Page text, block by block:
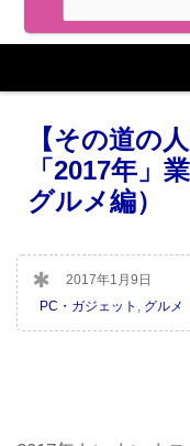
【その道の
「2017年」
グルメ編）
2017年1月9日
PC・ガジェット
グルメ